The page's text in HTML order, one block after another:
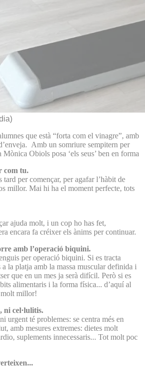
que està “forta com el vinagre”, amb
Amb un somriure sempitern per
Obiols posa ‘els seus’ ben en forma
com tu.
per començar, per agafar l’hàbit de
millor. Mai hi ha el moment perfecte, tots
ajuda molt, i un cop ho has fet,
encara fa créixer els ànims per continuar.
amb l’operació biquini.
per operació biquini. Si es tracta
a la platja amb la massa muscular definida i
que en un mes ja serà difícil. Però si es
alimentaris i la forma física... d’aquí al
molt millor!
ni cel·lulitis.
urgent té problemes: se centra més en
amb mesures extremes: dietes molt
suplements innecessaris... Tot molt poc